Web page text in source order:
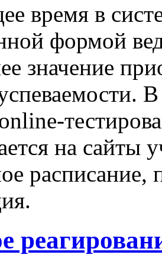
время в
формой
значение
на сайты